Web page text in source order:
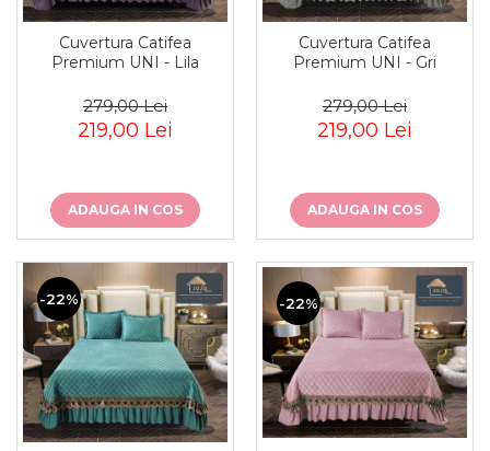
Cuvertura Catifea
Premium UNI - Lila
279,00 Lei
219,00 Lei
ADAUGA IN COS
Cuvertura Catifea
Premium UNI - Gri
279,00 Lei
219,00 Lei
ADAUGA IN COS
-22% -22%